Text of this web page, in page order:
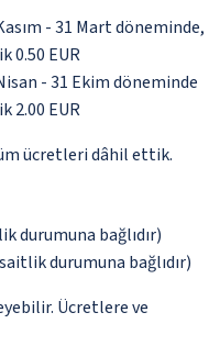
- 31 Mart döneminde,
0.50 EUR
- 31 Ekim döneminde
2.00 EUR
ücretleri dâhil ettik.
durumuna bağlıdır)
durumuna bağlıdır)
Ücretlere ve